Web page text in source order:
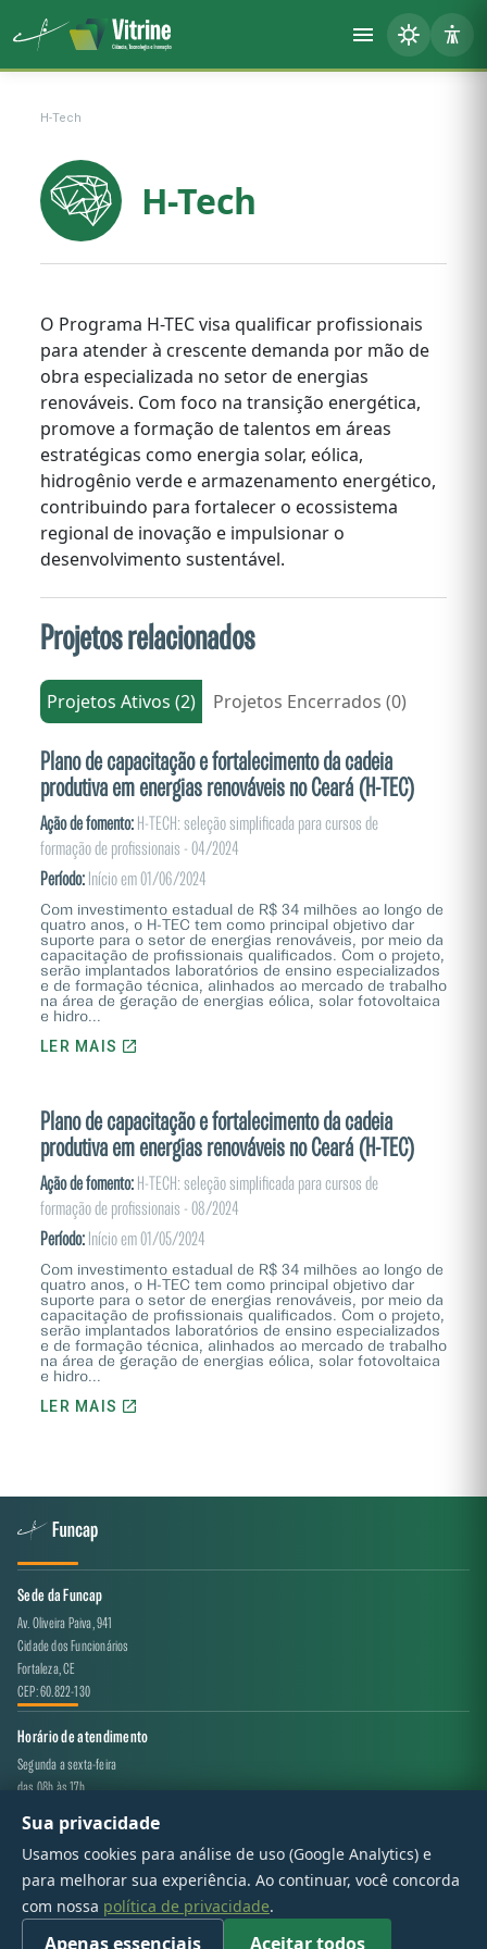
H-Tech
H-Tech
O Programa H-TEC visa qualificar profissionais
para atender à crescente demanda por mão de
obra especializada no setor de energias
renováveis. Com foco na transição energética,
promove a formação de talentos em áreas
estratégicas como energia solar, eólica,
hidrogênio verde e armazenamento energético,
contribuindo para fortalecer o ecossistema
regional de inovação e impulsionar o
desenvolvimento sustentável.
Projetos relacionados
Projetos Ativos (2) Projetos Encerrados (0)
Plano de capacitação e fortalecimento da cadeia
produtiva em energias renováveis no Ceará (H-TEC)
Ação de fomento: H-TECH: seleção simplificada para cursos de
formação de profissionais - 04/2024
Período: Início em 01/06/2024
Com investimento estadual de R$ 34 milhões ao longo de
quatro anos, o H-TEC tem como principal objetivo dar
suporte para o setor de energias renováveis, por meio da
capacitação de profissionais qualificados. Com o projeto,
serão implantados laboratórios de ensino especializados
e de formação técnica, alinhados ao mercado de trabalho
na área de geração de energias eólica, solar fotovoltaica
e hidro...
LER MAIS
Plano de capacitação e fortalecimento da cadeia
produtiva em energias renováveis no Ceará (H-TEC)
Ação de fomento: H-TECH: seleção simplificada para cursos de
formação de profissionais - 08/2024
Período: Início em 01/05/2024
Com investimento estadual de R$ 34 milhões ao longo de
quatro anos, o H-TEC tem como principal objetivo dar
suporte para o setor de energias renováveis, por meio da
capacitação de profissionais qualificados. Com o projeto,
serão implantados laboratórios de ensino especializados
e de formação técnica, alinhados ao mercado de trabalho
na área de geração de energias eólica, solar fotovoltaica
e hidro...
LER MAIS
Sede da Funcap
Av. Oliveira Paiva, 941
Cidade dos Funcionários
Fortaleza, CE
CEP: 60.822-130
Horário de atendimento
Segunda a sexta-feira
das 08h às 17h
Canal de atendimento
projeto.avaliacao@funcap.ce.gov.br
© 2017 - 2026 — Governo do Estado do Ceará | Todos os direitos reservados
Sua privacidade
Usamos cookies para análise de uso (Google Analytics) e
para melhorar sua experiência. Ao continuar, você concorda
com nossa política de privacidade.
Apenas essenciais Aceitar todos